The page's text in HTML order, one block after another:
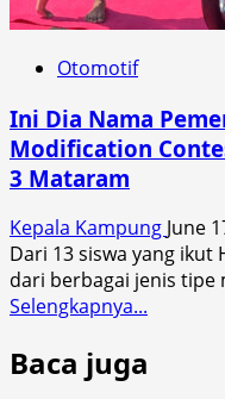
Otomotif
Ini Dia Nama
Modification
3 Mataram
Kepala Kampung June
Dari 13 siswa yang
dari berbagai jenis
Selengkapnya...
Baca juga